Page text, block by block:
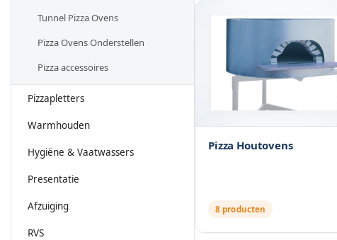
Tunnel Pizza Ovens
Pizza Ovens Onderstellen
Pizza accessoires
Pizzapletters
Warmhouden
Hygiëne & Vaatwassers
Presentatie
Afzuiging
RVS
Pizza Houtovens
8 producten